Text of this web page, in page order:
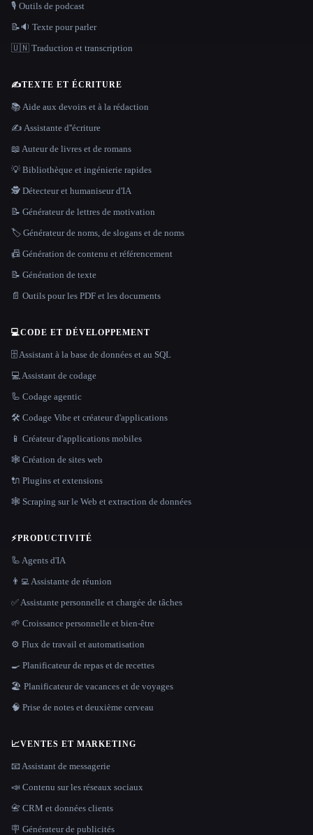
🎙️ Outils de podcast
📝🔉 Texte pour parler
🇺🇳 Traduction et transcription
✍️TEXTE ET ÉCRITURE
📚 Aide aux devoirs et à la rédaction
✍️ Assistante d''écriture
📖 Auteur de livres et de romans
💡 Bibliothèque et ingénierie rapides
🕵️ Détecteur et humaniseur d'IA
📝 Générateur de lettres de motivation
🏷️ Générateur de noms, de slogans et de noms
📠 Génération de contenu et référencement
📝 Génération de texte
📄 Outils pour les PDF et les documents
💻CODE ET DÉVELOPPEMENT
🗄️ Assistant à la base de données et au SQL
💻 Assistant de codage
🦾 Codage agentic
🛠️ Codage Vibe et créateur d'applications
📱 Créateur d'applications mobiles
🕸 Création de sites web
🔌 Plugins et extensions
🕸️ Scraping sur le Web et extraction de données
⚡PRODUCTIVITÉ
🦾 Agents d'IA
👨‍💻 Assistante de réunion
✅ Assistante personnelle et chargée de tâches
🌱 Croissance personnelle et bien-être
⚙️ Flux de travail et automatisation
🍳 Planificateur de repas et de recettes
🏖 Planificateur de vacances et de voyages
🧠 Prise de notes et deuxième cerveau
📈VENTES ET MARKETING
📧 Assistant de messagerie
📣 Contenu sur les réseaux sociaux
📇 CRM et données clients
🪧 Générateur de publicités